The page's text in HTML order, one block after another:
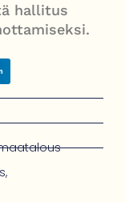
raskas omaisille
hallitus
,